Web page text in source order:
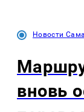
Новости
вновь